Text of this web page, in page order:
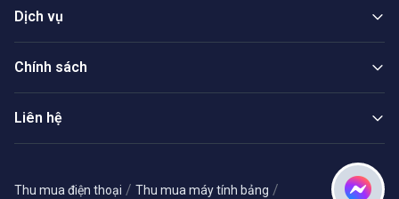
Dịch vụ
Chính sách
Liên hệ
Thu mua điện thoại / Thu mua máy tính bảng /